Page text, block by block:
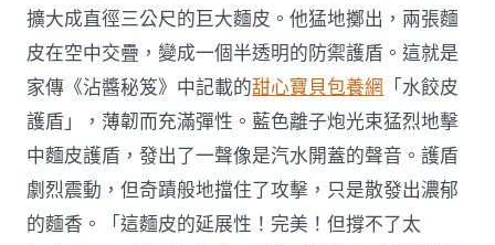
擴大成直徑三公尺的巨大麵皮。他猛地擲出，兩張麵
皮在空中交疊，變成一個半透明的防禦護盾。這就是
家傳《沾醬秘笈》中記載的甜心寶貝包養網 「水餃皮
護盾」，薄韌而充滿彈性。藍色離子炮光束猛烈地擊
中麵皮護盾，發出了一聲像是汽水開蓋的聲音。護盾
劇烈震動，但奇蹟般地擋住了攻擊，只是散發出濃郁
的麵香。「這麵皮的延展性！完美！但撐不了太